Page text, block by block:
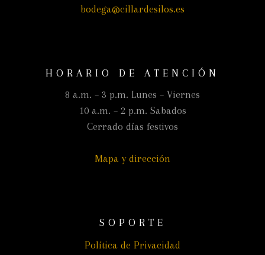
bodega@cillardesilos.es
HORARIO DE ATENCIÓN
8 a.m. – 3 p.m. Lunes – Viernes
10 a.m. – 2 p.m. Sabados
Cerrado días festivos
Mapa y dirección
SOPORTE
Política de Privacidad